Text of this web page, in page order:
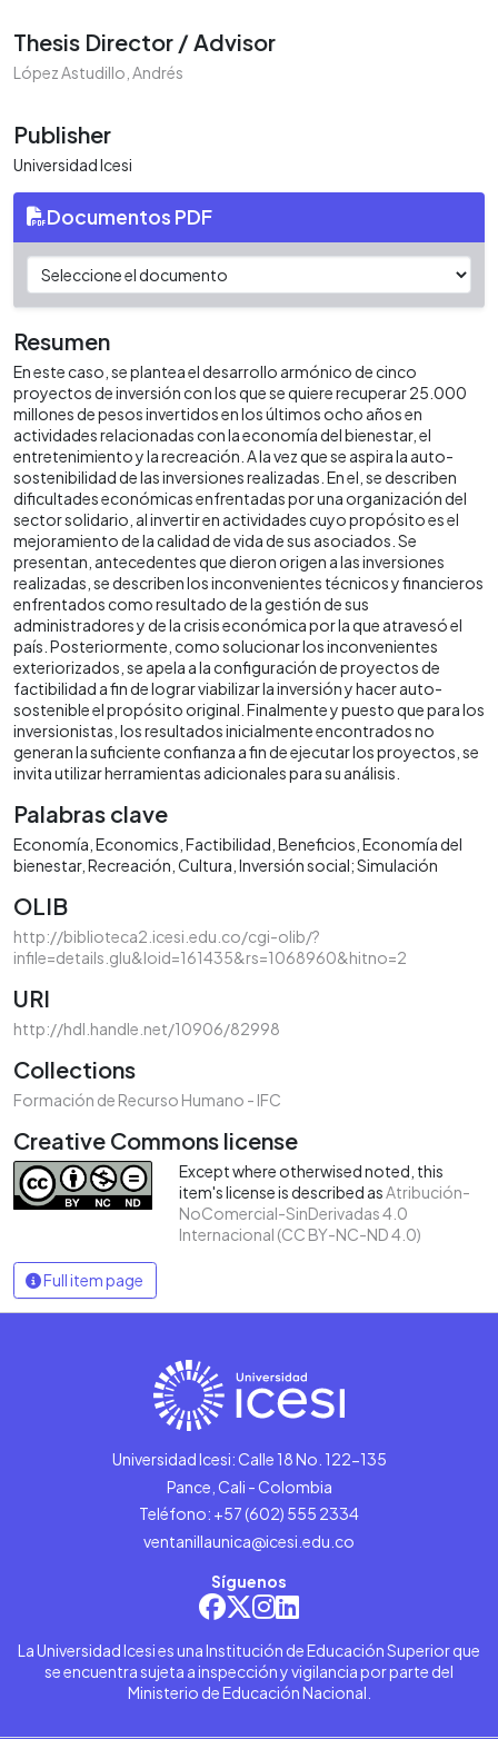
Thesis Director / Advisor
López Astudillo, Andrés
Publisher
Universidad Icesi
Documentos PDF
Resumen
En este caso, se plantea el desarrollo armónico de cinco
proyectos de inversión con los que se quiere recuperar 25.000
millones de pesos invertidos en los últimos ocho años en
actividades relacionadas con la economía del bienestar, el
entretenimiento y la recreación. A la vez que se aspira la auto-
sostenibilidad de las inversiones realizadas. En el, se describen
dificultades económicas enfrentadas por una organización del
sector solidario, al invertir en actividades cuyo propósito es el
mejoramiento de la calidad de vida de sus asociados. Se
presentan, antecedentes que dieron origen a las inversiones
realizadas, se describen los inconvenientes técnicos y financieros
enfrentados como resultado de la gestión de sus
administradores y de la crisis económica por la que atravesó el
país. Posteriormente, como solucionar los inconvenientes
exteriorizados, se apela a la configuración de proyectos de
factibilidad a fin de lograr viabilizar la inversión y hacer auto-
sostenible el propósito original. Finalmente y puesto que para los
inversionistas, los resultados inicialmente encontrados no
generan la suficiente confianza a fin de ejecutar los proyectos, se
invita utilizar herramientas adicionales para su análisis.
Palabras clave
Economía Economics Factibilidad Beneficios Economía del
bienestar Recreación Cultura Inversión social; Simulación
OLIB
http://biblioteca2.icesi.edu.co/cgi-olib/?
infile=details.glu&loid=161435&rs=1068960&hitno=2
URI
http://hdl.handle.net/10906/82998
Collections
Formación de Recurso Humano - IFC
Creative Commons license
Except where otherwised noted, this
item's license is described asAtribución-
NoComercial-SinDerivadas 4.0
Internacional (CC BY-NC-ND 4.0)
Full item page
Universidad Icesi: Calle 18 No. 122-135
Pance, Cali - Colombia
Teléfono: +57 (602) 555 2334
ventanillaunica@icesi.edu.co
Síguenos
La Universidad Icesi es una Institución de Educación Superior que
se encuentra sujeta a inspección y vigilancia por parte del
Ministerio de Educación Nacional.